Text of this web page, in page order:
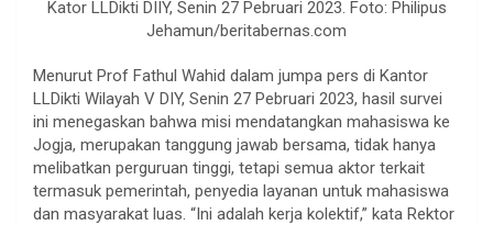
Kator LLDikti DIIY, Senin 27 Pebruari 2023. Foto: Philipus
Jehamun/beritabernas.com
Menurut Prof Fathul Wahid dalam jumpa pers di Kantor
LLDikti Wilayah V DIY, Senin 27 Pebruari 2023, hasil survei
ini menegaskan bahwa misi mendatangkan mahasiswa ke
Jogja, merupakan tanggung jawab bersama, tidak hanya
melibatkan perguruan tinggi, tetapi semua aktor terkait
termasuk pemerintah, penyedia layanan untuk mahasiswa
dan masyarakat luas. “Ini adalah kerja kolektif,” kata Rektor